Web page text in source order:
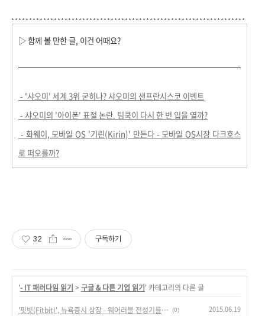
▷ 함께 볼 만한 글, 이건 어때요?
- '샤오미' 세계 3위 굳히나? 샤오미의 샌프란시스코 이벤트
- 샤오미의 '아이폰' 표절 논란. 팀쿡이 다시 한 번 입을 열까?
- 화웨이, 모바일 OS '기린(Kirin)' 만든다 - 모바일 OS시장 다크호스
로 떠오를까?
32 구독하기
'- IT 패러다임 읽기 > 구글 & 다른 기업 읽기' 카테고리의 다른 글
'핏빗(Fitbit)', 뉴욕증시 상장 - 웨어러블 전성기를 알리는 신호탄. (0) 2015.06.19